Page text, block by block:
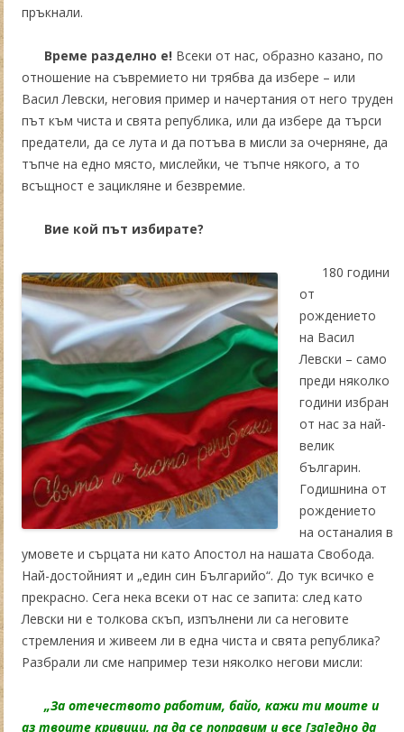
пръкнали.
Време разделно е! Всеки от нас, образно казано, по
отношение на съвремието ни трябва да избере – или
Васил Левски, неговия пример и начертания от него труден
път към чиста и свята република, или да избере да търси
предатели, да се лута и да потъва в мисли за очерняне, да
тъпче на едно място, мислейки, че тъпче някого, а то
всъщност е зацикляне и безвремие.
Вие кой път избирате?
180 години
от
рождението
на Васил
Левски – само
преди няколко
години избран
от нас за най-
велик
българин.
Годишнина от
рождението
на останалия в
умовете и сърцата ни като Апостол на нашата Свобода.
Най-достойният и „един син Българийо“. До тук всичко е
прекрасно. Сега нека всеки от нас се запита: след като
Левски ни е толкова скъп, изпълнени ли са неговите
стремления и живеем ли в една чиста и свята република?
Разбрали ли сме например тези няколко негови мисли:
„За отечеството работим, байо, кажи ти моите и
аз твоите кривици, па да се поправим и все [за]едно да